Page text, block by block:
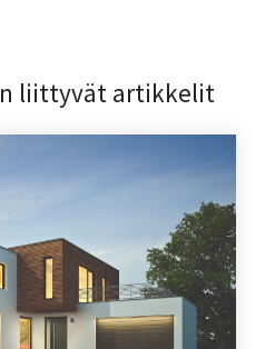
liittyvät artikkelit